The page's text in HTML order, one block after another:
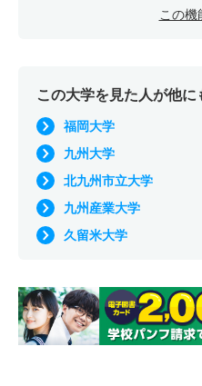
この機
この大学を見た人が他
福岡大学
九州大学
北九州市立大学
九州産業大学
久留米大学